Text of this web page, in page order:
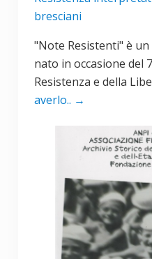
bresciani
"Note Resistenti" è
nato in occasione del
Resistenza e della
averlo.. →